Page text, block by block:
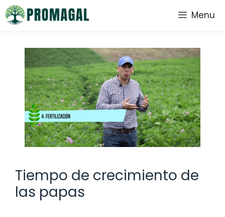
Saltar
al
Menu
Tiempo de crecimiento de
las papas